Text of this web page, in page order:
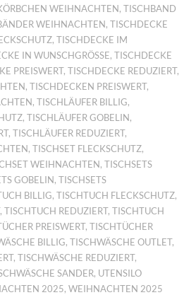
WEIHNACHTEN,TISCHBAND
WEIHNACHTEN,TISCHDECKE
,TISCHDECKE IM
IN WUNSCHGRÖSSE ,TISCHDECKE
PREISWERT,TISCHDECKE REDUZIERT,
,TISCHDECKEN PREISWERT,
,TISCHLÄUFER BILLIG,
,TISCHLÄUFER GOBELIN,
,TISCHLÄUFER REDUZIERT,
,TISCHSET FLECKSCHUTZ,
WEIHNACHTEN,TISCHSETS
GOBELIN,TISCHSETS
BILLIG,TISCHTUCH FLECKSCHUTZ,
,TISCHTUCH REDUZIERT,TISCHTUCH
PREISWERT,TISCHTÜCHER
BILLIG,TISCHWÄSCHE OUTLET,
,TISCHWÄSCHE REDUZIERT,
SANDER, UTENSILO
2025,WEIHNACHTEN 2025